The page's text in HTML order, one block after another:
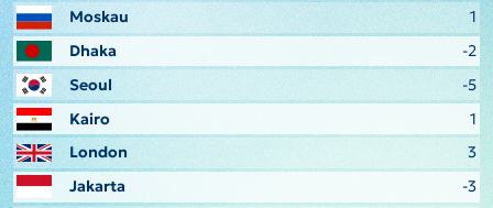
Moskau
1
Dhaka
-2
Seoul
-5
Kairo
1
London
3
Jakarta
-3